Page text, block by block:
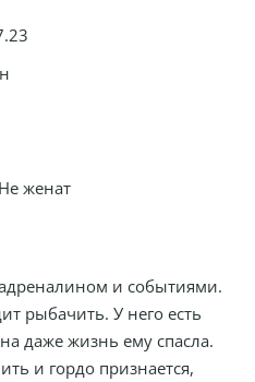
Не женат
и событиями.
рыбачить. У него есть
даже жизнь ему спасла.
и гордо признается,